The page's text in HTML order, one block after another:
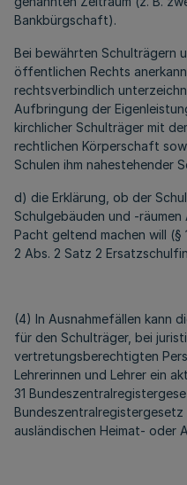
Bankbürgschaft).
Bei bewährten Schulträgern
öffentlichen Rechts
rechtsverbindlich
Aufbringung der
kirchlicher Schulträger mit
rechtlichen Körperschaft
Schulen ihm nahestehender
d) die Erklärung, ob der
Schulgebäuden und -
Pacht geltend machen will (§
2 Abs. 2 Satz 2
(4) In Ausnahmefällen kann
für den Schulträger, bei
vertretungsberechtigten
Lehrerinnen und Lehrer ein
31
ausländischen Heimat-